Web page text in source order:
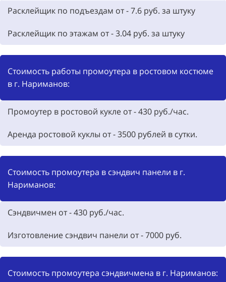
Расклейщик по подъездам от - 7.6 руб. за штуку
Расклейщик по этажам от - 3.04 руб. за штуку
Стоимость работы промоутера в ростовом костюме
в г. Нариманов:
Промоутер в ростовой кукле от -430 руб./час.
Аренда ростовой куклы от -3500 рублей в сутки.
Стоимость промоутера в сэндвич панели в г.
Нариманов:
Сэндвичмен от - 430 руб./час.
Изготовление сэндвич панели от -7000 руб.
Стоимость промоутера сэндвичмена в г. Нариманов: